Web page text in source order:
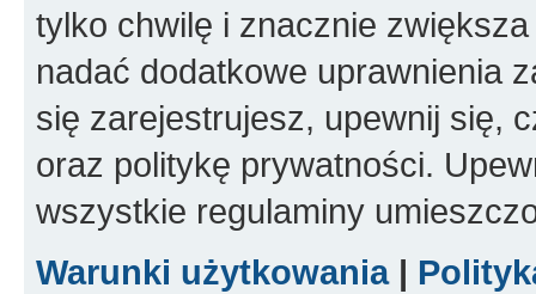
tylko chwilę i znacznie
nadać dodatkowe uprawnienia
się zarejestrujesz, upewnij się,
oraz politykę prywatności.
wszystkie regulaminy
Warunki użytkowania|